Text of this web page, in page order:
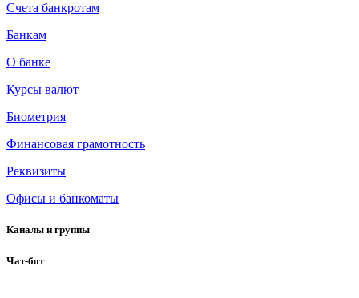
Счета банкротам
Банкам
О банке
Курсы валют
Биометрия
Финансовая грамотность
Реквизиты
Офисы и банкоматы
Каналы и группы
Чат-бот